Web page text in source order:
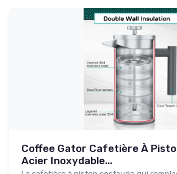
Coffee Gator Cafetière À
Acier Inoxydable...